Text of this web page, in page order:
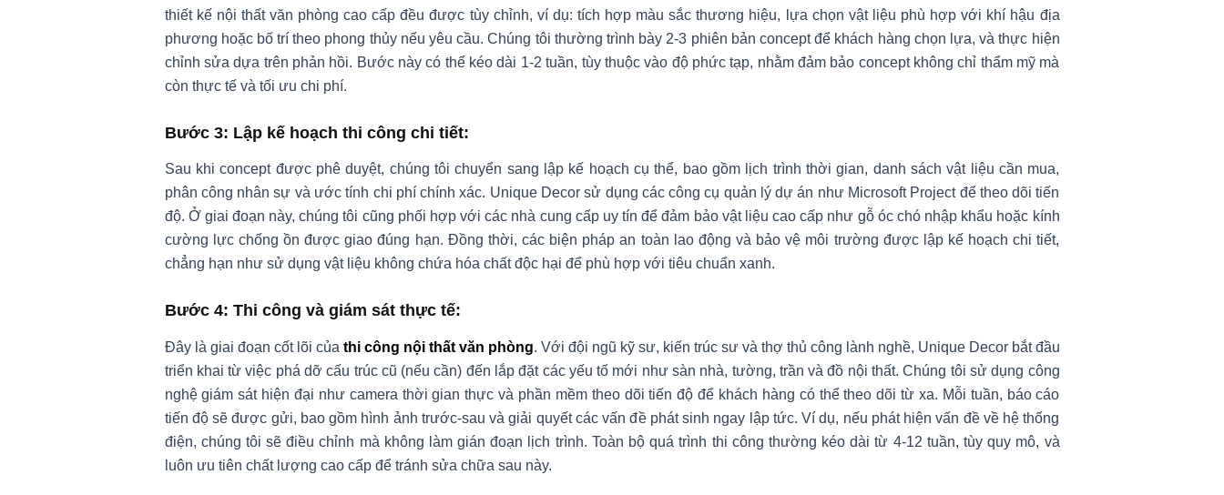
thiết kế nội thất văn phòng cao cấp đều được tùy chỉnh, ví dụ: tích hợp màu sắc thương hiệu, lựa chọn vật liệu phù hợp với khí hậu địa
phương hoặc bố trí theo phong thủy nếu yêu cầu. Chúng tôi thường trình bày 2-3 phiên bản concept để khách hàng chọn lựa, và thực hiện
chỉnh sửa dựa trên phản hồi. Bước này có thể kéo dài 1-2 tuần, tùy thuộc vào độ phức tạp, nhằm đảm bảo concept không chỉ thẩm mỹ mà
còn thực tế và tối ưu chi phí.
Bước 3: Lập kế hoạch thi công chi tiết:
Sau khi concept được phê duyệt, chúng tôi chuyển sang lập kế hoạch cụ thể, bao gồm lịch trình thời gian, danh sách vật liệu cần mua,
phân công nhân sự và ước tính chi phí chính xác. Unique Decor sử dụng các công cụ quản lý dự án như Microsoft Project để theo dõi tiến
độ. Ở giai đoạn này, chúng tôi cũng phối hợp với các nhà cung cấp uy tín để đảm bảo vật liệu cao cấp như gỗ óc chó nhập khẩu hoặc kính
cường lực chống ồn được giao đúng hạn. Đồng thời, các biện pháp an toàn lao động và bảo vệ môi trường được lập kế hoạch chi tiết,
chẳng hạn như sử dụng vật liệu không chứa hóa chất độc hại để phù hợp với tiêu chuẩn xanh.
Bước 4: Thi công và giám sát thực tế:
Đây là giai đoạn cốt lõi của thi công nội thất văn phòng. Với đội ngũ kỹ sư, kiến trúc sư và thợ thủ công lành nghề, Unique Decor bắt đầu
triển khai từ việc phá dỡ cấu trúc cũ (nếu cần) đến lắp đặt các yếu tố mới như sàn nhà, tường, trần và đồ nội thất. Chúng tôi sử dụng công
nghệ giám sát hiện đại như camera thời gian thực và phần mềm theo dõi tiến độ để khách hàng có thể theo dõi từ xa. Mỗi tuần, báo cáo
tiến độ sẽ được gửi, bao gồm hình ảnh trước-sau và giải quyết các vấn đề phát sinh ngay lập tức. Ví dụ, nếu phát hiện vấn đề về hệ thống
điện, chúng tôi sẽ điều chỉnh mà không làm gián đoạn lịch trình. Toàn bộ quá trình thi công thường kéo dài từ 4-12 tuần, tùy quy mô, và
luôn ưu tiên chất lượng cao cấp để tránh sửa chữa sau này.